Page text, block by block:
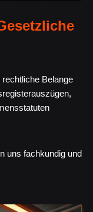
Belange
uns fachkundig und